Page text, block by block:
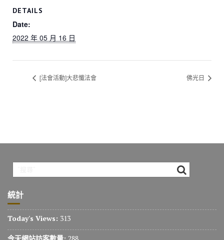
o
k
DETAILS
Date:
2022 年 05 月 16 日
[法會活動]大悲懺法會 佛光日
統計
Today's Views: 313